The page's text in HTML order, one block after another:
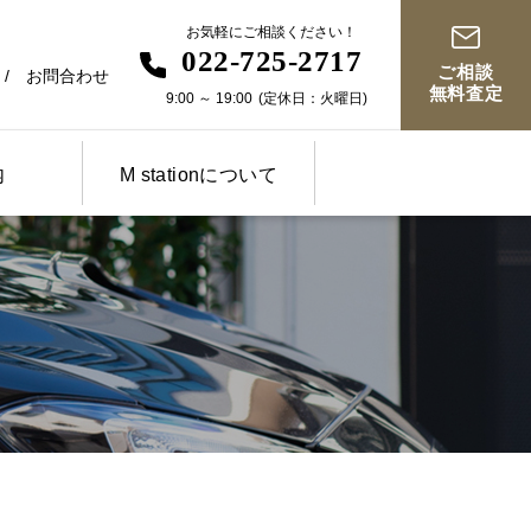
お問合わせ
お気軽にご相談ください！
022-725-2717
9:00 ～ 19:00 (定休日：火曜日)
ご相談
無料査定
M stationについて